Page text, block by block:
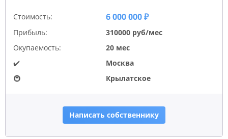
Стоимость: 6 000 000 ₽
Прибыль:
310000 руб/мес
Окупаемость:
20 мес
✔️
Москва
🚇
Крылатское
Написать собственнику